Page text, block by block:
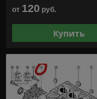
от 120 руб.
Купить